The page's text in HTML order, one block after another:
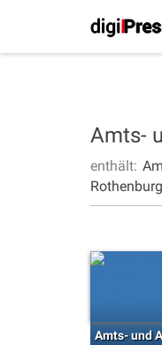
Amts-
enthält:
Rothenburg
Amts- und